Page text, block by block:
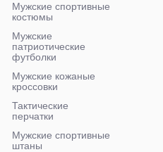
Мужские спортивные
костюмы
Мужские
патриотические
футболки
Мужские кожаные
кроссовки
Тактические
перчатки
Мужские спортивные
штаны